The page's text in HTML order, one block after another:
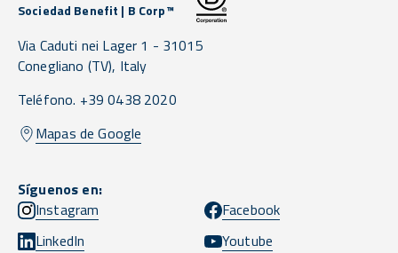
Sociedad Benefit | B Corp™
Via Caduti nei Lager 1 - 31015
Conegliano (TV), Italy
Teléfono. +39 0438 2020
Mapas de Google
Síguenos en:
Instagram
Facebook
LinkedIn
Youtube